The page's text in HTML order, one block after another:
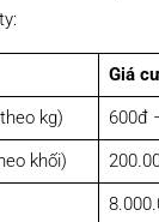
Giá
kg)
600đ
khối)